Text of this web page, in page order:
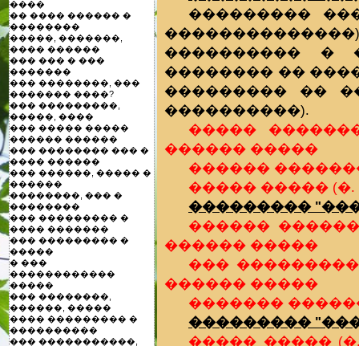
����
�� ���� ������ �
��������
�����, �������,
���� ������
��� ��� � ���
�������
��� ��������, ���
������� ����?
��� ���������,
�����, ����
��� ����� �����
������ ������
��� �������� ��� �
���� ������
��� ������, ����� �
������
��������, ��� �
��������
��� ��������� �
���� �������
��� ��������� �
�����
� ���
������������
�����
��� ��������,
������, �����
���� ��������� �
����������
��� �����������,
���������
���������� �
�������� ��
��������� ��
����������).
�����
������ �����
������
����� �����
���������
������
������ �����
���
������ �����
�������
���������
����� �����